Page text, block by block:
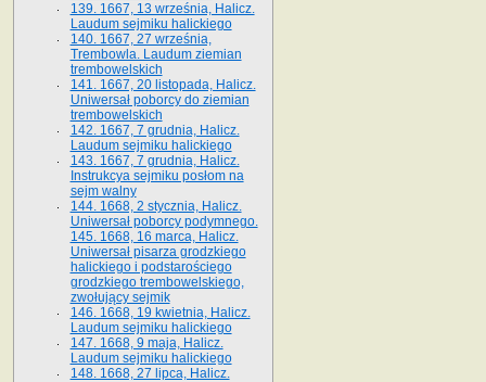
139. 1667, 13 września, Halicz.
Laudum sejmiku halickiego
140. 1667, 27 września,
Trembowla. Laudum ziemian
trembowelskich
141. 1667, 20 listopada, Halicz.
Uniwersał poborcy do ziemian
trembowelskich
142. 1667, 7 grudnia, Halicz.
Laudum sejmiku halickiego
143. 1667, 7 grudnia, Halicz.
Instrukcya sejmiku posłom na
sejm walny
144. 1668, 2 stycznia, Halicz.
Uniwersał poborcy podymnego.
145. 1668, 16 marca, Halicz.
Uniwersał pisarza grodzkiego
halickiego i podstarościego
grodzkiego trembowelskiego,
zwołujący sejmik
146. 1668, 19 kwietnia, Halicz.
Laudum sejmiku halickiego
147. 1668, 9 maja, Halicz.
Laudum sejmiku halickiego
148. 1668, 27 lipca, Halicz.